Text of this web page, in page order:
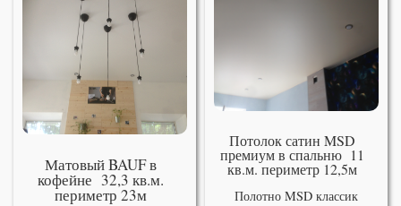
Матовый BAUF в
кофейне 32,3 кв.м.
периметр 23м
Потолок сатин MSD
премиум в спальню 11
кв.м. периметр 12,5м
Полотно MSD классик